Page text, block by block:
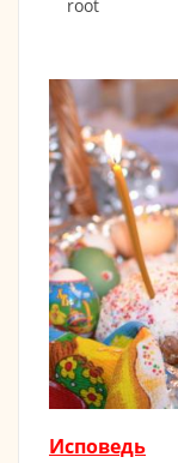
root
Исповедь